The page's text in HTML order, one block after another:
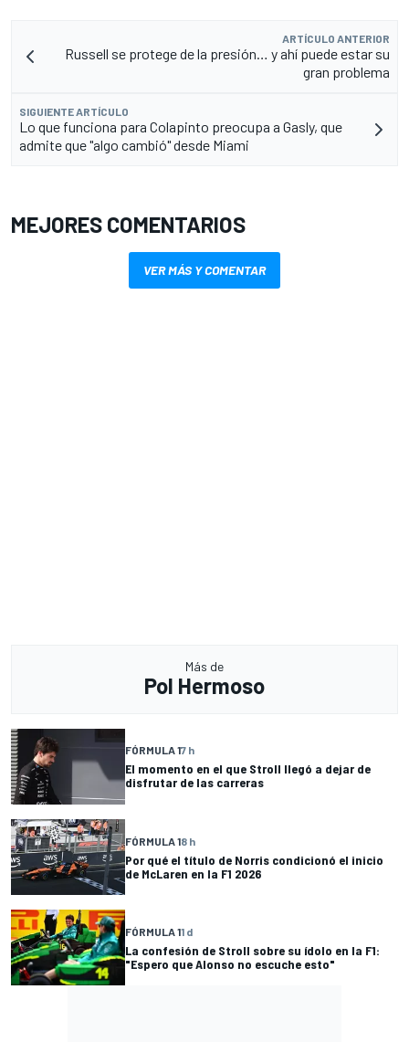
ARTÍCULO ANTERIOR
Russell se protege de la presión… y ahí puede estar su
gran problema
SIGUIENTE ARTÍCULO
Lo que funciona para Colapinto preocupa a Gasly, que
admite que "algo cambió" desde Miami
MEJORES COMENTARIOS
VER MÁS Y COMENTAR
Más de
Pol Hermoso
FÓRMULA 17 h
El momento en el que Stroll llegó a dejar de
disfrutar de las carreras
FÓRMULA 18 h
Por qué el título de Norris condicionó el inicio
de McLaren en la F1 2026
FÓRMULA 11 d
La confesión de Stroll sobre su ídolo en la F1:
"Espero que Alonso no escuche esto"